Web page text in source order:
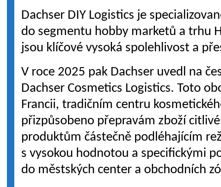
Dachser DIY Logistics je
do segmentu hobby marketů a trhu
jsou klíčové vysoká spolehlivost a
V roce 2025 pak Dachser uvedl na
Dachser Cosmetics Logistics. Toto
Francii, tradičním centru
přizpůsobeno přepravám zboží
produktům částečně podléhajícím
s vysokou hodnotou a specifickými
do městských center a obchodních